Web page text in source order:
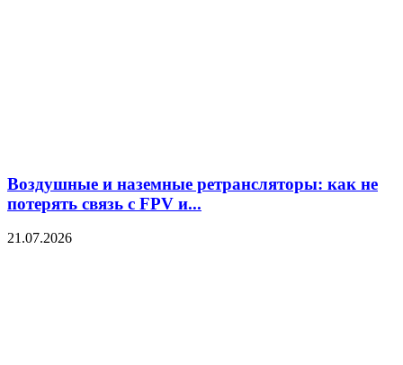
Воздушные и наземные ретрансляторы: как не
потерять связь с FPV и...
21.07.2026